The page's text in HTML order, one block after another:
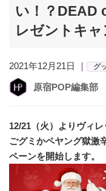
い！？DEAD
レゼントキャ
2021年12月21日 ｜ グ
原宿POP編集部
12/21（火）よりヴィ
ごグミかペヤング獄激
ペーンを開始します。